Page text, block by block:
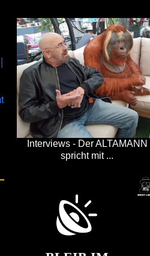
Interviews - Der ALTAMANN
spricht mit ...